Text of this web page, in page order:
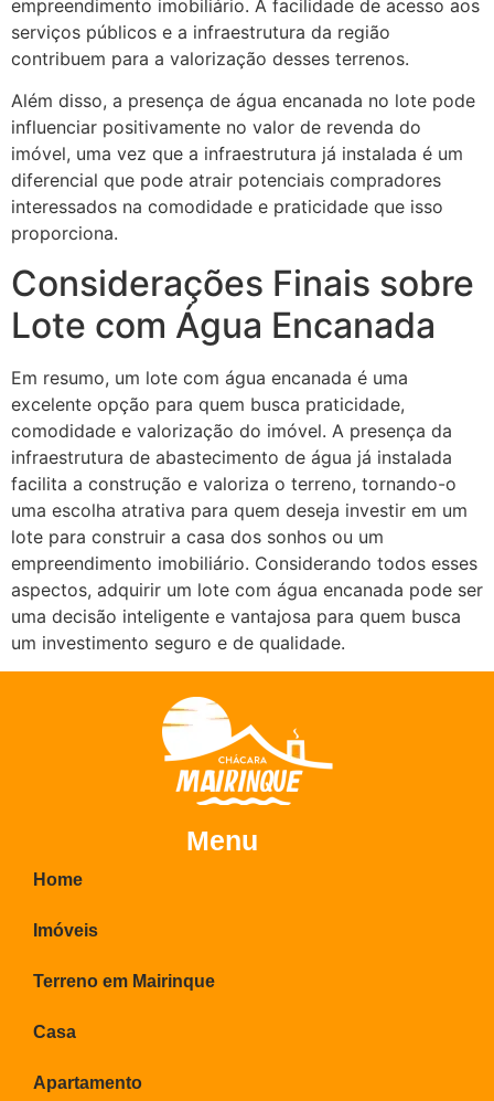
empreendimento imobiliário. A facilidade de acesso aos
serviços públicos e a infraestrutura da região
contribuem para a valorização desses terrenos.
Além disso, a presença de água encanada no lote pode
influenciar positivamente no valor de revenda do
imóvel, uma vez que a infraestrutura já instalada é um
diferencial que pode atrair potenciais compradores
interessados na comodidade e praticidade que isso
proporciona.
Considerações Finais sobre
Lote com Água Encanada
Em resumo, um lote com água encanada é uma
excelente opção para quem busca praticidade,
comodidade e valorização do imóvel. A presença da
infraestrutura de abastecimento de água já instalada
facilita a construção e valoriza o terreno, tornando-o
uma escolha atrativa para quem deseja investir em um
lote para construir a casa dos sonhos ou um
empreendimento imobiliário. Considerando todos esses
aspectos, adquirir um lote com água encanada pode ser
uma decisão inteligente e vantajosa para quem busca
um investimento seguro e de qualidade.
Menu
Home
Imóveis
Terreno em Mairinque
Casa
Apartamento